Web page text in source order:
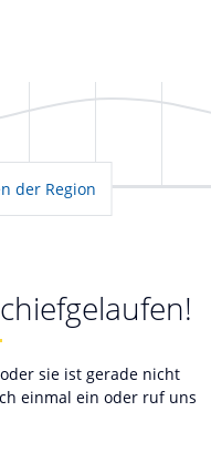
der Region
sie ist gerade nicht
einmal ein oder ruf uns